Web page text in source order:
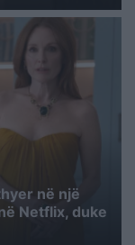
në një
Netflix, duke